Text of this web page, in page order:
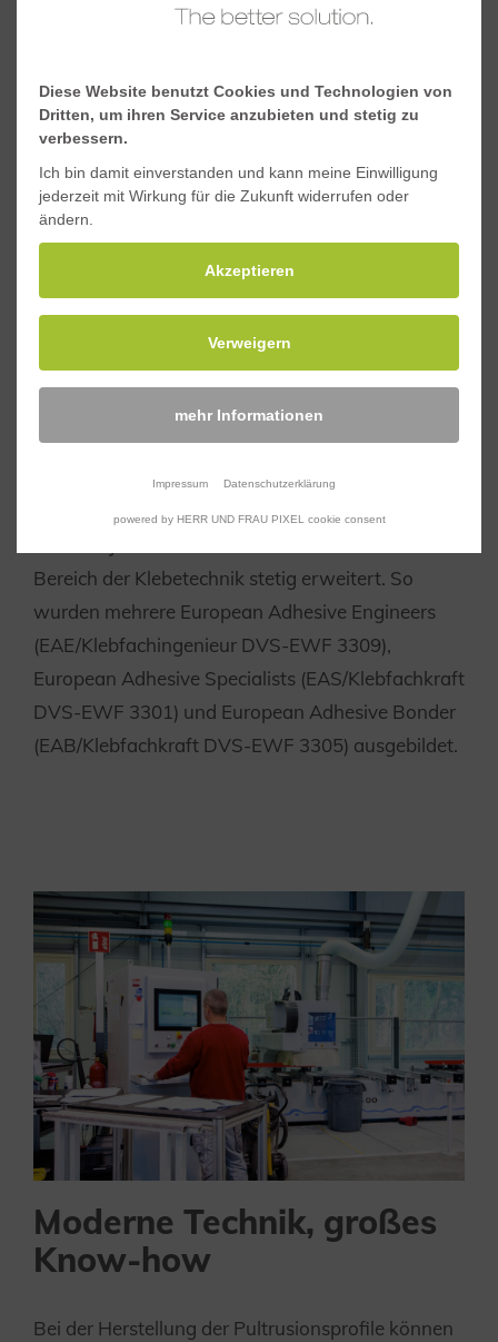
Klebearbeiten nach DIN
6701 (Klasse A1)
Bereich der Klebetechnik stetig erweitert. So
wurden mehrere European Adhesive Engineers
(EAE/Klebfachingenieur DVS-EWF 3309),
European Adhesive Specialists (EAS/Klebfachkraft
DVS-EWF 3301) und European Adhesive Bonder
(EAB/Klebfachkraft DVS-EWF 3305) ausgebildet.
Moderne Technik, großes
Know-how
Bei der Herstellung der Pultrusionsprofile können
Diese Website benutzt Cookies und Technologien von
Dritten, um ihren Service anzubieten und stetig zu
verbessern.
Ich bin damit einverstanden und kann meine Einwilligung
jederzeit mit Wirkung für die Zukunft widerrufen oder
ändern.
Akzeptieren
Verweigern
mehr Informationen
Impressum Datenschutzerklärung
powered by HERR UND FRAU PIXEL cookie consent